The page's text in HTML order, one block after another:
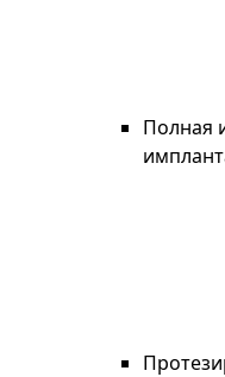
Полная